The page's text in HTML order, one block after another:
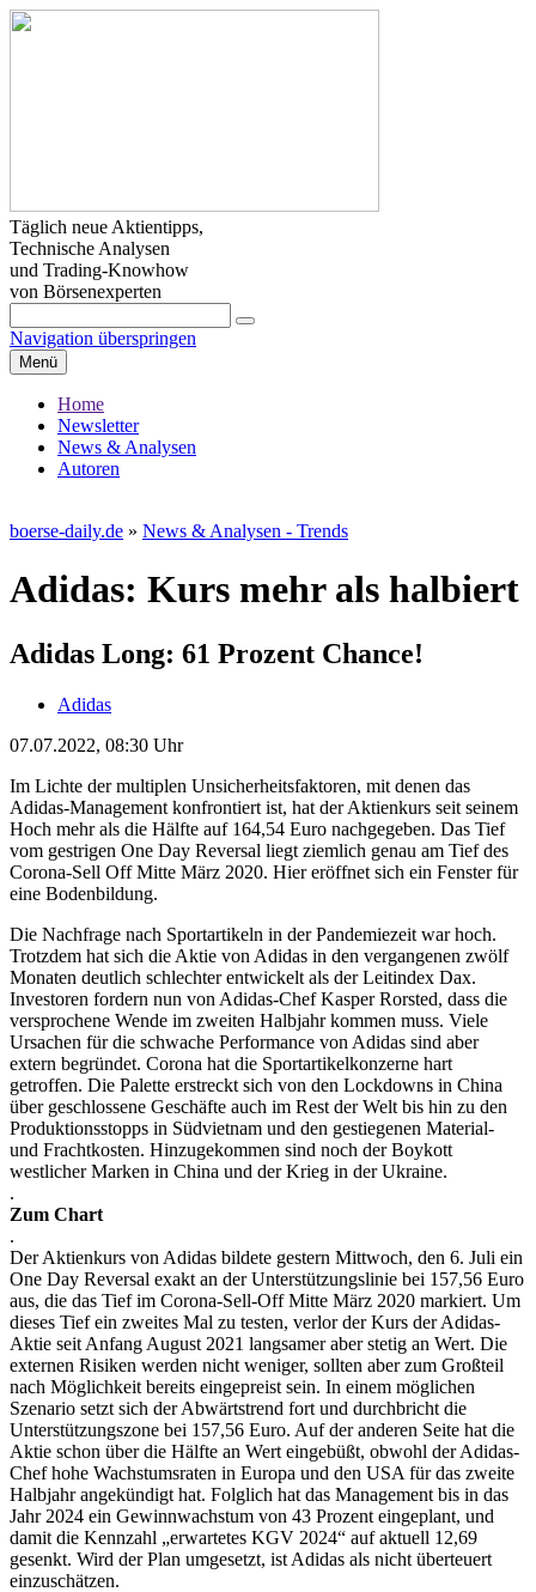
Täglich neue Aktientipps,
Technische Analysen
und Trading-Knowhow
von Börsenexperten
Navigation überspringen
Menü
Home
Newsletter
News & Analysen
Autoren
boerse-daily.de » News & Analysen - Trends
Adidas: Kurs mehr als halbiert
Adidas Long: 61 Prozent Chance!
Adidas
07.07.2022, 08:30 Uhr
Im Lichte der multiplen Unsicherheitsfaktoren, mit denen das
Adidas-Management konfrontiert ist, hat der Aktienkurs seit seinem
Hoch mehr als die Hälfte auf 164,54 Euro nachgegeben. Das Tief
vom gestrigen One Day Reversal liegt ziemlich genau am Tief des
Corona-Sell Off Mitte März 2020. Hier eröffnet sich ein Fenster für
eine Bodenbildung.
Die Nachfrage nach Sportartikeln in der Pandemiezeit war hoch.
Trotzdem hat sich die Aktie von Adidas in den vergangenen zwölf
Monaten deutlich schlechter entwickelt als der Leitindex Dax.
Investoren fordern nun von Adidas-Chef Kasper Rorsted, dass die
versprochene Wende im zweiten Halbjahr kommen muss. Viele
Ursachen für die schwache Performance von Adidas sind aber
extern begründet. Corona hat die Sportartikelkonzerne hart
getroffen. Die Palette erstreckt sich von den Lockdowns in China
über geschlossene Geschäfte auch im Rest der Welt bis hin zu den
Produktionsstopps in Südvietnam und den gestiegenen Material-
und Frachtkosten. Hinzugekommen sind noch der Boykott
westlicher Marken in China und der Krieg in der Ukraine.
.
Zum Chart
.
Der Aktienkurs von Adidas bildete gestern Mittwoch, den 6. Juli ein
One Day Reversal exakt an der Unterstützungslinie bei 157,56 Euro
aus, die das Tief im Corona-Sell-Off Mitte März 2020 markiert. Um
dieses Tief ein zweites Mal zu testen, verlor der Kurs der Adidas-
Aktie seit Anfang August 2021 langsamer aber stetig an Wert. Die
externen Risiken werden nicht weniger, sollten aber zum Großteil
nach Möglichkeit bereits eingepreist sein. In einem möglichen
Szenario setzt sich der Abwärtstrend fort und durchbricht die
Unterstützungszone bei 157,56 Euro. Auf der anderen Seite hat die
Aktie schon über die Hälfte an Wert eingebüßt, obwohl der Adidas-
Chef hohe Wachstumsraten in Europa und den USA für das zweite
Halbjahr angekündigt hat. Folglich hat das Management bis in das
Jahr 2024 ein Gewinnwachstum von 43 Prozent eingeplant, und
damit die Kennzahl „erwartetes KGV 2024“ auf aktuell 12,69
gesenkt. Wird der Plan umgesetzt, ist Adidas als nicht überteuert
einzuschätzen.